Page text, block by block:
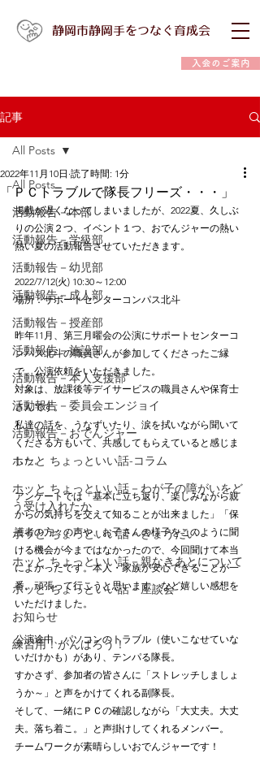
入会のご案内
静岡市静岡手をつなぐ育成会
記事
All Posts
活動報告－本部
活動報告－学級部
活動報告－幼児部
活動報告－成人部
活動報告－授産部
活動報告－施設部
活動報告－本人支援部
活動報告－委員会エンジョイ
活動報告－おでんジャー
ホッと ちょっといい話-コラム
ホッと ちょっといい話－わが子の障がいをど
う受け入れたか
ホッと ちょっといい話－きょうだい
ホッと ちょっといい話－親なきあとについて
ホッと ちょっといい話－座談会
お知らせ
練習用！がんばろう！
All Posts
「ＰＣトラブルで隊長フリーズ・・・」
2022年11月10日 読了時間: 1分
掲載が遅くなってしまいましたが、2022夏、久しぶ
りの公演２つ、イベント１つ、おでんジャーの熱い
熱い夏の活動報告させていただきます。
2022/7/12(火) 10:30～12:00
場所：サポートセンターコンパス北斗
昨年11月、第三月曜会の公演にサポートセンターコ
ンパス北斗の職員さんが参加してくださったご縁
で、公演依頼をいただきました。
対象は、放課後等デイサービスの職員さんや保育士
さんです。
私達の話を、うなずいたり、涙を拭いながら聞いて
くださる方もいて、共感してもらえていると感じま
した。
アンケートでは「基本に立ち返り、楽しみながら親
からの気持ちを交えて知ることが出来ました」「保
護者の方々の声や、お子さんの様子をこのように聞
ける機会が今まではなかったので、今回聞けて本当
によかったです。本人・家族が安心できることが一
番。頑張って行こうと思います」など嬉しい感想を
いただけました。
公演途中、パソコンのトラブル（使いこなせていな
いだけかも）があり、テンパる隊長。
すかさず、参加者の皆さんに「ストレッチしましょ
うか～」と声をかけてくれる副隊長。
そして、一緒にＰＣの確認しながら「大丈夫。大丈
夫。落ち着こ。」と声掛けしてくれるメンバー。
チームワークが素晴らしいおでんジャーです！